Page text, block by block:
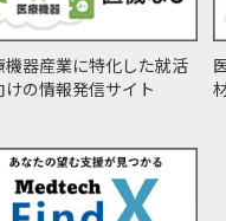
機器産業に特化した就活
けの情報発信サイト